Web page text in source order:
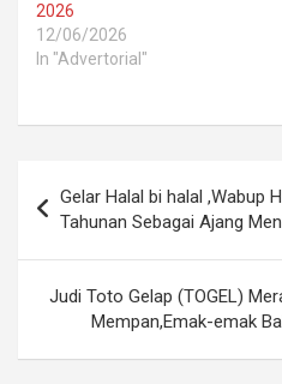
2026
12/06/2026
In "Advertorial"
navigation
Gelar Halal bi halal ,Wabup
Tahunan Sebagai Ajang
Judi Toto Gelap (TOGEL)
Mempan,Emak-emak